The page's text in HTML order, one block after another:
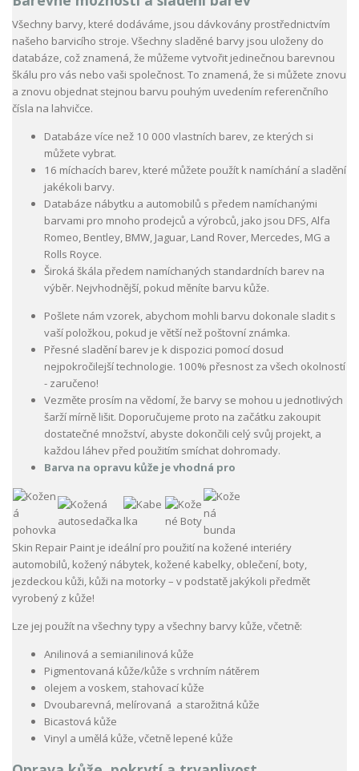
Všechny barvy, které dodáváme, jsou dávkovány prostřednictvím
našeho barvicího stroje. Všechny sladěné barvy jsou uloženy do
databáze, což znamená, že můžeme vytvořit jedinečnou barevnou
škálu pro vás nebo vaši společnost. To znamená, že si můžete znovu
a znovu objednat stejnou barvu pouhým uvedením referenčního
čísla na lahvičce.
Databáze více než 10 000 vlastních barev, ze kterých si
můžete vybrat.
16 míchacích barev, které můžete použít k namíchání a sladění
jakékoli barvy.
Databáze nábytku a automobilů s předem namíchanými
barvami pro mnoho prodejců a výrobců, jako jsou DFS, Alfa
Romeo, Bentley, BMW, Jaguar, Land Rover, Mercedes, MG a
Rolls Royce.
Široká škála předem namíchaných standardních barev na
výběr. Nejvhodnější, pokud měníte barvu kůže.
Pošlete nám vzorek, abychom mohli barvu dokonale sladit s
vaší položkou, pokud je větší než poštovní známka.
Přesné sladění barev je k dispozici pomocí dosud
nejpokročilejší technologie. 100% přesnost za všech okolností
- zaručeno!
Vezměte prosím na vědomí, že barvy se mohou u jednotlivých
šarží mírně lišit. Doporučujeme proto na začátku zakoupit
dostatečné množství, abyste dokončili celý svůj projekt, a
každou láhev před použitím smíchat dohromady.
Barva na opravu kůže je vhodná pro
Skin Repair Paint je ideální pro použití na kožené interiéry
automobilů, kožený nábytek, kožené kabelky, oblečení, boty,
jezdeckou kůži, kůži na motorky – v podstatě jakýkoli předmět
vyrobený z kůže!
Lze jej použít na všechny typy a všechny barvy kůže, včetně:
Anilinová a semianilinová kůže
Pigmentovaná kůže/kůže s vrchním nátěrem
olejem a voskem, stahovací kůže
Dvoubarevná, melírovaná a starožitná kůže
Bicastová kůže
Vinyl a umělá kůže, včetně lepené kůže